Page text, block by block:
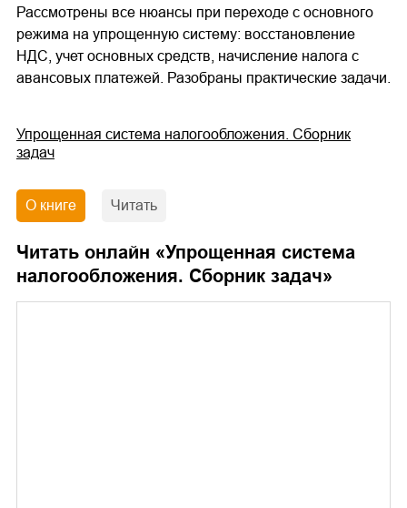
Рассмотрены все нюансы при переходе с основного
режима на упрощенную систему: восстановление
НДС, учет основных средств, начисление налога с
авансовых платежей. Разобраны практические задачи.
Упрощенная система налогообложения. Сборник
задач
О книге Читать
Читать онлайн «Упрощенная система
налогообложения. Сборник задач»